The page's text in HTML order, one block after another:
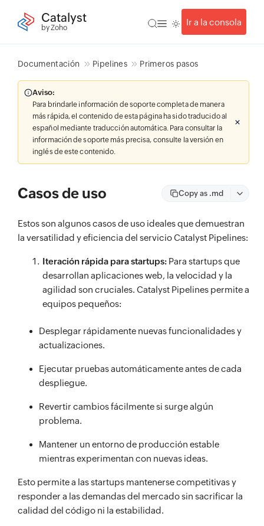
Catalyst
by Zoho
Ir a la consola
Documentación Pipelines Primeros pasos
Aviso:
Para brindarle información de soporte completa de manera
más rápida, el contenido de esta página ha sido traducido al
español mediante traducción automática. Para consultar la
información de soporte más precisa, consulte la versión en
inglés de este contenido.
Casos de uso Copy as .md
Estos son algunos casos de uso ideales que demuestran
la versatilidad y eficiencia del servicio Catalyst Pipelines:
Iteración rápida para startups: Para startups que
desarrollan aplicaciones web, la velocidad y la
agilidad son cruciales. Catalyst Pipelines permite a
equipos pequeños:
Desplegar rápidamente nuevas funcionalidades y
actualizaciones.
Ejecutar pruebas automáticamente antes de cada
despliegue.
Revertir cambios fácilmente si surge algún
problema.
Mantener un entorno de producción estable
mientras experimentan con nuevas ideas.
Esto permite a las startups mantenerse competitivas y
responder a las demandas del mercado sin sacrificar la
calidad del código ni la estabilidad.